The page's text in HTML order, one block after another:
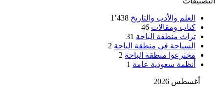
العلم والأدب والتاريخ 1٬438
كتاب ومقالات 46
تراث منطقة الباحة 31
السياحة في منطقة الباحة 2
مخترعوا منطقة الباحة 2
أنظمة سعودية عامة 1
أغسطس 2026